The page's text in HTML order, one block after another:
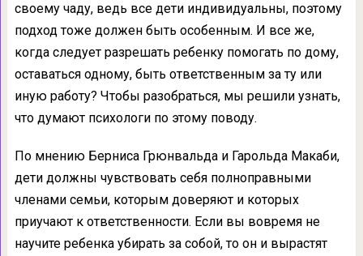
своему чаду, ведь все дети индивидуальны, поэтому
подход тоже должен быть особенным. И все же,
когда следует разрешать ребенку помогать по дому,
оставаться одному, быть ответственным за ту или
иную работу? Чтобы разобраться, мы решили узнать,
что думают психологи по этому поводу.
По мнению Берниса Грюнвальда и Гарольда Макаби,
дети должны чувствовать себя полноправными
членами семьи, которым доверяют и которых
приучают к ответственности. Если вы вовремя не
научите ребенка убирать за собой, то он и вырастят